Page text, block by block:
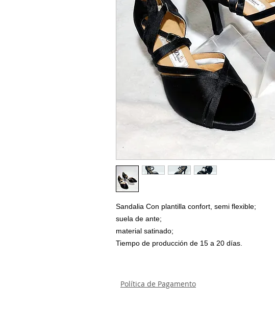
Sandalia Con plantilla confort, semi flexible;
suela de ante;
material satinado;
Tiempo de producción de 15 a 20 días.
Política de Pagamento